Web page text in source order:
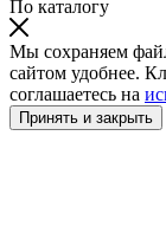
По каталогу
Мы сохраняем
сайтом удобнее.
соглашаетесь на
Принять и закрыть